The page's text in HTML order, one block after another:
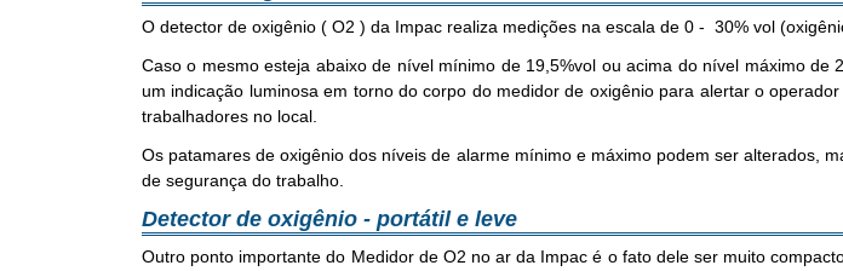
O detector de oxigênio ( O2 ) da Impac realiza medições na escala de 0 - 30% vol
Caso o mesmo esteja abaixo de nível mínimo de 19,5%vol ou acima do nível máximo
um indicação luminosa em torno do corpo do medidor de oxigênio para alertar o
trabalhadores no local.
Os patamares de oxigênio dos níveis de alarme mínimo e máximo podem ser alterados,
de segurança do trabalho.
Detector de oxigênio - portátil e leve
Outro ponto importante do Medidor de O2 no ar da Impac é o fato dele ser muito